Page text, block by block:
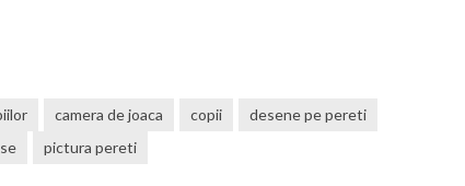
camera de joaca copii
desene pe pereti
pictura pereti